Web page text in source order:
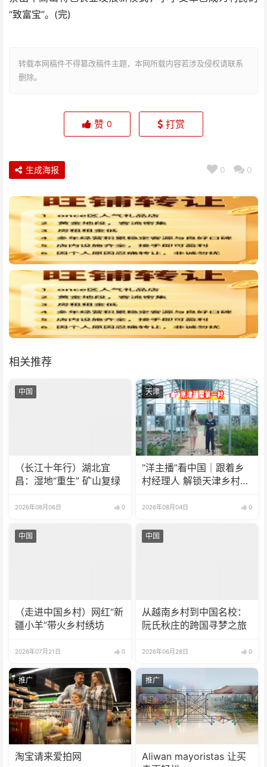
“致富宝”。(完)
转载本网稿件不得篡改稿件主题，本网所载内容若涉及侵权请联系
删除。
赞 0 打赏
0 0
生成海报
相关推荐
中国
（长江十年行）湖北宜
昌：湿地“重生” 矿山复绿
2026年08月06日 0
天津
“洋主播”看中国｜跟着乡
村经理人 解锁天津乡村振
2026年08月04日 0
中国
（走进中国乡村）网红“新
疆小羊”带火乡村绣坊
2026年07月21日 0
中国
从越南乡村到中国名校：
阮氏秋庄的跨国寻梦之旅
2026年06月28日 0
推广
淘宝请来爱拍网
推广
Aliwan mayoristas 让买